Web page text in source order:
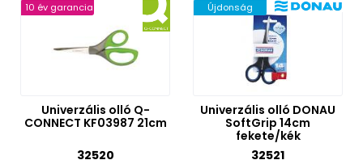
10 év garancia
Univerzális olló Q-
CONNECT KF03987 21cm
32520
Újdonság
Univerzális olló DONAU
SoftGrip 14cm
fekete/kék
32521